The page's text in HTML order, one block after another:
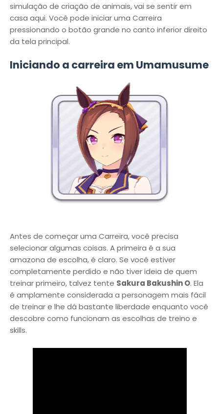
simulação de criação de animais, vai se sentir em
casa aqui. Você pode iniciar uma Carreira
pressionando o botão grande no canto inferior direito
da tela principal.
Iniciando a carreira em Umamusume
Antes de começar uma Carreira, você precisa
selecionar algumas coisas. A primeira é a sua
amazona de escolha, é claro. Se você estiver
completamente perdido e não tiver ideia de quem
treinar primeiro, talvez tente Sakura Bakushin O. Ela
é amplamente considerada a personagem mais fácil
de treinar e lhe dá bastante liberdade enquanto você
descobre como funcionam as escolhas de treino e
skills.